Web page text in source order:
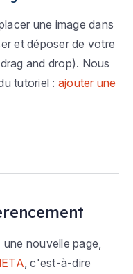
une image dans
et déposer de votre
and drop). Nous
tutoriel : ajouter une
nouvelle page,
, c'est-à-dire